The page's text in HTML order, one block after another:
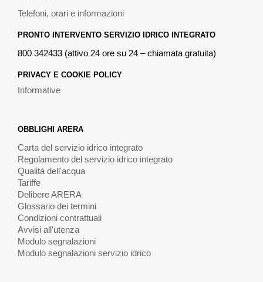
Telefoni, orari e informazioni
PRONTO INTERVENTO SERVIZIO IDRICO INTEGRATO
800 342433 (attivo 24 ore su 24 – chiamata gratuita)
PRIVACY E COOKIE POLICY
Informative
OBBLIGHI ARERA
Carta del servizio idrico integrato
Regolamento del servizio idrico integrato
Qualità dell'acqua
Tariffe
Delibere ARERA
Glossario dei termini
Condizioni contrattuali
Avvisi all'utenza
Modulo segnalazioni
Modulo segnalazioni servizio idrico